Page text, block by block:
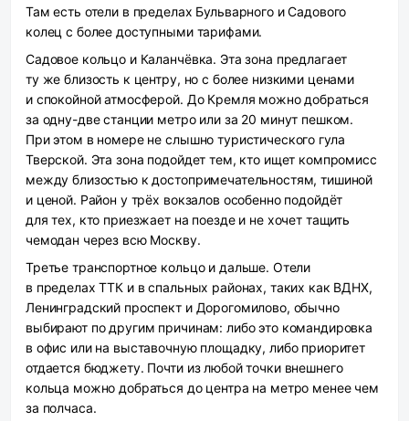
Там есть отели в пределах Бульварного и Садового
колец с более доступными тарифами.
Садовое кольцо и Каланчёвка. Эта зона предлагает
ту же близость к центру, но с более низкими ценами
и спокойной атмосферой. До Кремля можно добраться
за одну-две станции метро или за 20 минут пешком.
При этом в номере не слышно туристического гула
Тверской. Эта зона подойдет тем, кто ищет компромисс
между близостью к достопримечательностям, тишиной
и ценой. Район у трёх вокзалов особенно подойдёт
для тех, кто приезжает на поезде и не хочет тащить
чемодан через всю Москву.
Третье транспортное кольцо и дальше. Отели
в пределах ТТК и в спальных районах, таких как ВДНХ,
Ленинградский проспект и Дорогомилово, обычно
выбирают по другим причинам: либо это командировка
в офис или на выставочную площадку, либо приоритет
отдается бюджету. Почти из любой точки внешнего
кольца можно добраться до центра на метро менее чем
за полчаса.